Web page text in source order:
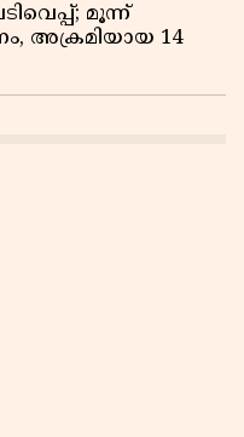
മൂന്ന്
അക്രമിയായ 14